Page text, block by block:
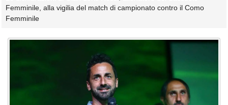
Femminile, alla vigilia del match di campionato contro il Como
Femminile